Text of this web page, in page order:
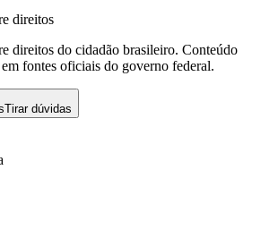
direitos
direitos do cidadão brasileiro. Conteúdo
fontes oficiais do governo federal.
Tirar dúvidas